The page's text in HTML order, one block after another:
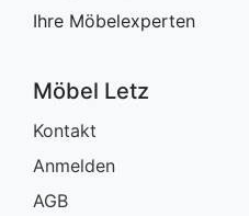
Ihre Möbelexperten
Möbel Letz
Kontakt
Anmelden
AGB